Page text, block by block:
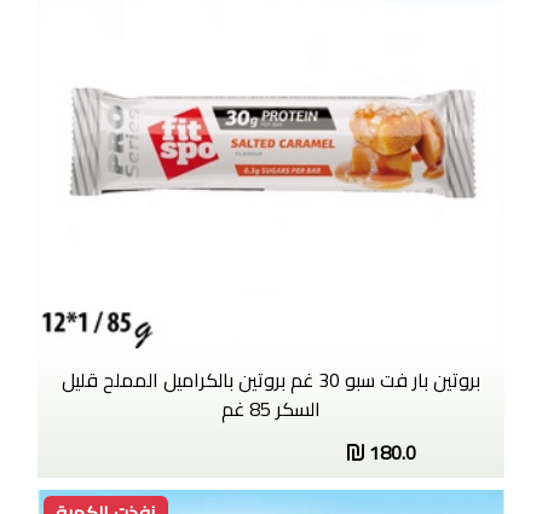
بروتين بار فت سبو 30 غم بروتين بالكراميل المملح قليل
السكر 85 غم
180.0